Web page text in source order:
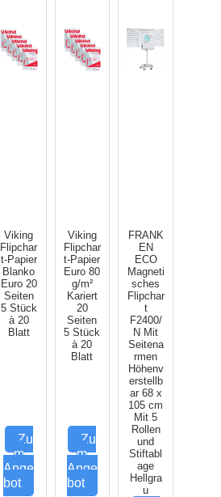
Viking
Flipchar
t-Papier
Blanko
Euro 20
Seiten
5 Stück
à 20
Blatt
Zu
m
Ange
bot
Viking
Flipchar
t-Papier
Euro 80
g/m²
Kariert
20
Seiten
5 Stück
à 20
Blatt
Zu
m
Ange
bot
FRANK
EN
ECO
Magneti
sches
Flipchar
t
F2400/
N Mit
Seitena
rmen
Höhenv
erstellb
ar 68 x
105 cm
Mit 5
Rollen
und
Stiftabl
age
Hellgra
u